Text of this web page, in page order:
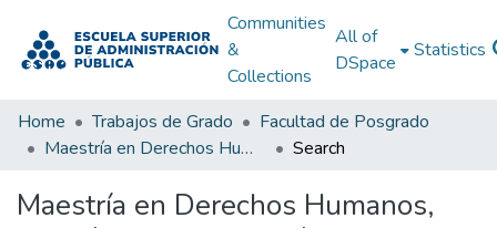
Communities
&
Collections
All of
DSpace
Statistics
Home Trabajos de Grado
Facultad de Posgrado
Maestría en Derechos Humanos, Gestión de la Transición y Posconflicto
Search
Maestría en Derechos Humanos,